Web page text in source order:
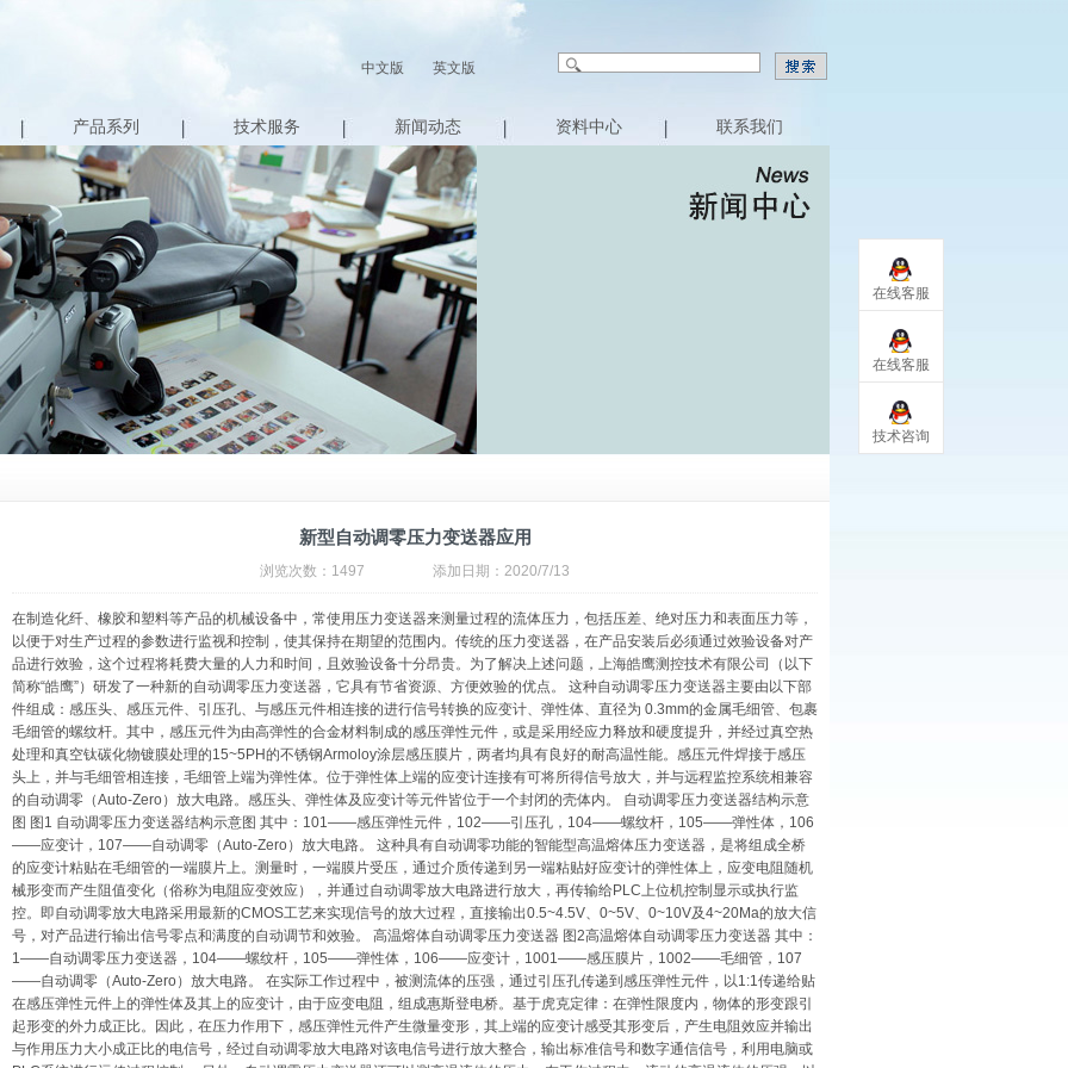
中文版 英文版
产品系列 技术服务 新闻动态 资料中心 联系我们
新型自动调零压力变送器应用
浏览次数：1497 添加日期：2020/7/13
在制造化纤、橡胶和塑料等产品的机械设备中，常使用压力变送器来测量过程的流体压力，包括压差、绝对压力和表面压力等，
以便于对生产过程的参数进行监视和控制，使其保持在期望的范围内。传统的压力变送器，在产品安装后必须通过效验设备对产
品进行效验，这个过程将耗费大量的人力和时间，且效验设备十分昂贵。为了解决上述问题，上海皓鹰测控技术有限公司（以下
简称“皓鹰”）研发了一种新的自动调零压力变送器，它具有节省资源、方便效验的优点。 这种自动调零压力变送器主要由以下部
件组成：感压头、感压元件、引压孔、与感压元件相连接的进行信号转换的应变计、弹性体、直径为 0.3mm的金属毛细管、包裹
毛细管的螺纹杆。其中，感压元件为由高弹性的合金材料制成的感压弹性元件，或是采用经应力释放和硬度提升，并经过真空热
处理和真空钛碳化物镀膜处理的15~5PH的不锈钢Armoloy涂层感压膜片，两者均具有良好的耐高温性能。感压元件焊接于感压
头上，并与毛细管相连接，毛细管上端为弹性体。位于弹性体上端的应变计连接有可将所得信号放大，并与远程监控系统相兼容
的自动调零（Auto-Zero）放大电路。感压头、弹性体及应变计等元件皆位于一个封闭的壳体内。 自动调零压力变送器结构示意
图 图1 自动调零压力变送器结构示意图 其中：101——感压弹性元件，102——引压孔，104——螺纹杆，105——弹性体，106
——应变计，107——自动调零（Auto-Zero）放大电路。 这种具有自动调零功能的智能型高温熔体压力变送器，是将组成全桥
的应变计粘贴在毛细管的一端膜片上。测量时，一端膜片受压，通过介质传递到另一端粘贴好应变计的弹性体上，应变电阻随机
械形变而产生阻值变化（俗称为电阻应变效应），并通过自动调零放大电路进行放大，再传输给PLC上位机控制显示或执行监
控。即自动调零放大电路采用最新的CMOS工艺来实现信号的放大过程，直接输出0.5~4.5V、0~5V、0~10V及4~20Ma的放大信
号，对产品进行输出信号零点和满度的自动调节和效验。 高温熔体自动调零压力变送器 图2高温熔体自动调零压力变送器 其中：
1——自动调零压力变送器，104——螺纹杆，105——弹性体，106——应变计，1001——感压膜片，1002——毛细管，107
——自动调零（Auto-Zero）放大电路。 在实际工作过程中，被测流体的压强，通过引压孔传递到感压弹性元件，以1:1传递给贴
在感压弹性元件上的弹性体及其上的应变计，由于应变电阻，组成惠斯登电桥。基于虎克定律：在弹性限度内，物体的形变跟引
起形变的外力成正比。因此，在压力作用下，感压弹性元件产生微量变形，其上端的应变计感受其形变后，产生电阻效应并输出
与作用压力大小成正比的电信号，经过自动调零放大电路对该电信号进行放大整合，输出标准信号和数字通信信号，利用电脑或
在线客服
在线客服
技术咨询